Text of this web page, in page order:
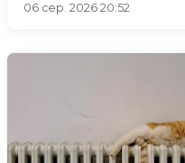
06 сер. 2026 20:52